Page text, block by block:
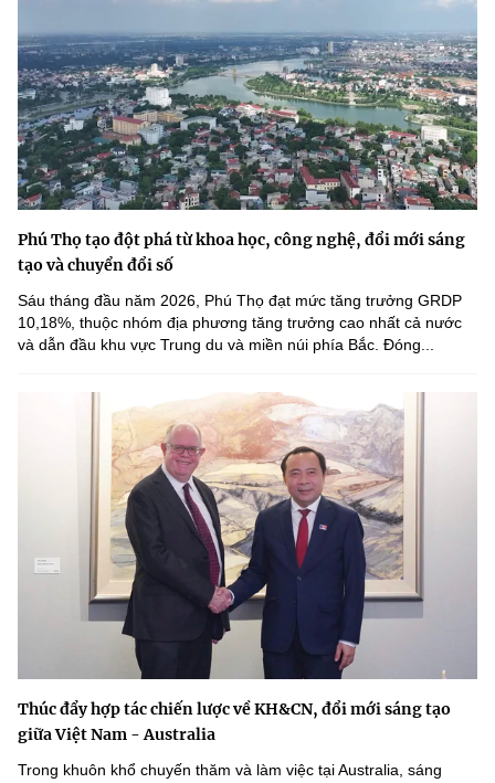
Phú Thọ tạo đột phá từ khoa học, công nghệ, đổi mới sáng
tạo và chuyển đổi số
Sáu tháng đầu năm 2026, Phú Thọ đạt mức tăng trưởng GRDP
10,18%, thuộc nhóm địa phương tăng trưởng cao nhất cả nước
và dẫn đầu khu vực Trung du và miền núi phía Bắc. Đóng...
Thúc đẩy hợp tác chiến lược về KH&CN, đổi mới sáng tạo
giữa Việt Nam - Australia
Trong khuôn khổ chuyến thăm và làm việc tại Australia, sáng